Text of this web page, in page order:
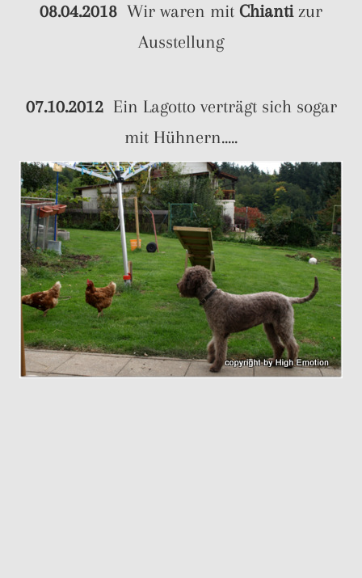
08.04.2018 Wir waren mit Chianti zur
Ausstellung
07.10.2012Ein Lagotto verträgt sich sogar
mit Hühnern.....